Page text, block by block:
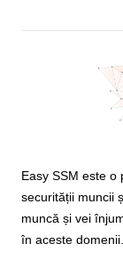
Easy SSM este
securității muncii
muncă și vei
în aceste domenii.